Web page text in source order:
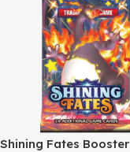
Shining Fates